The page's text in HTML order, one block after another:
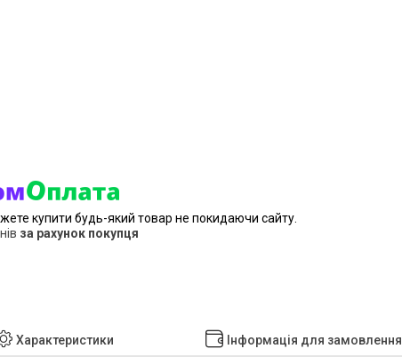
купити будь-який товар не покидаючи сайту.
за рахунок покупця
Характеристики Інформація для замовлення